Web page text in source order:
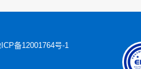
备12001764号-1